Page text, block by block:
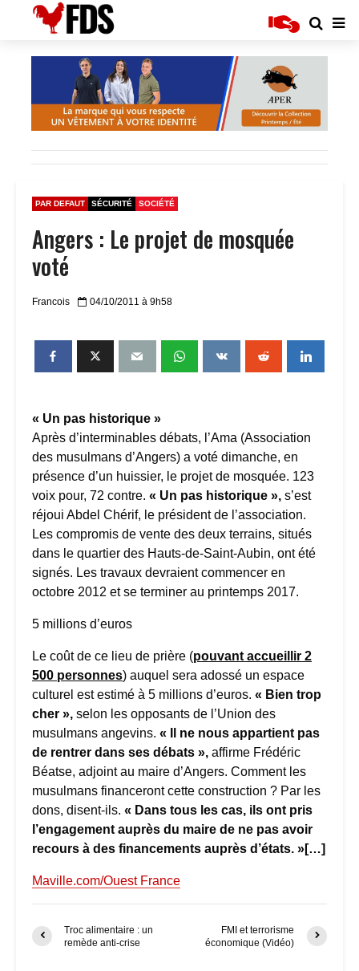
PAR DEFAUT SÉCURITÉ SOCIÉTÉ
Angers : Le projet de mosquée
voté
Francois 04/10/2011 à 9h58
« Un pas historique »
Après d’interminables débats, l’Ama (Association
des musulmans d’Angers) a voté dimanche, en
présence d’un huissier, le projet de mosquée. 123
voix pour, 72 contre. « Un pas historique », s’est
réjoui Abdel Chérif, le président de l’association.
Les compromis de vente des deux terrains, situés
dans le quartier des Hauts-de-Saint-Aubin, ont été
signés. Les travaux devraient commencer en
octobre 2012 et se terminer au printemps 2017.
5 millions d’euros
Le coût de ce lieu de prière (pouvant accueillir 2
500 personnes) auquel sera adossé un espace
culturel est estimé à 5 millions d’euros. « Bien trop
cher », selon les opposants de l’Union des
musulmans angevins. « Il ne nous appartient pas
de rentrer dans ses débats », affirme Frédéric
Béatse, adjoint au maire d’Angers. Comment les
musulmans financeront cette construction ? Par les
dons, disent-ils. « Dans tous les cas, ils ont pris
l’engagement auprès du maire de ne pas avoir
recours à des financements auprès d’états. »[…]
Maville.com/Ouest France
Troc alimentaire : un
remède anti-crise
FMI et terrorisme
économique (Vidéo)